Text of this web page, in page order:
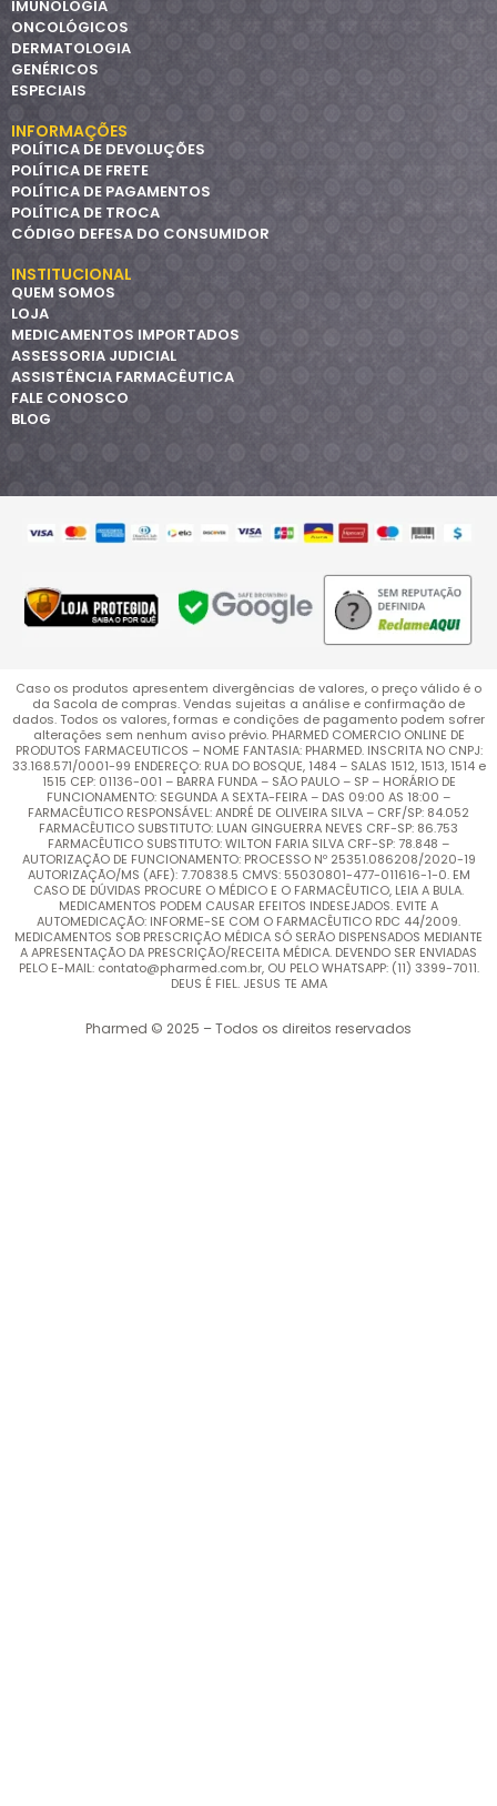
IMUNOLOGIA
ONCOLÓGICOS
DERMATOLOGIA
GENÉRICOS
ESPECIAIS
INFORMAÇÕES
POLÍTICA DE DEVOLUÇÕES
POLÍTICA DE FRETE
POLÍTICA DE PAGAMENTOS
POLÍTICA DE TROCA
CÓDIGO DEFESA DO CONSUMIDOR
INSTITUCIONAL
QUEM SOMOS
LOJA
MEDICAMENTOS IMPORTADOS
ASSESSORIA JUDICIAL
ASSISTÊNCIA FARMACÊUTICA
FALE CONOSCO
BLOG
Caso os produtos apresentem divergências de valores, o preço válido é o
da Sacola de compras. Vendas sujeitas a análise e confirmação de
dados. Todos os valores, formas e condições de pagamento podem sofrer
alterações sem nenhum aviso prévio. PHARMED COMERCIO ONLINE DE
PRODUTOS FARMACEUTICOS – NOME FANTASIA: PHARMED. INSCRITA NO CNPJ:
33.168.571/0001-99 ENDEREÇO: RUA DO BOSQUE, 1484 – SALAS 1512, 1513, 1514 e
1515 CEP: 01136-001 – BARRA FUNDA – SÃO PAULO – SP – HORÁRIO DE
FUNCIONAMENTO: SEGUNDA A SEXTA-FEIRA – DAS 09:00 AS 18:00 –
FARMACÊUTICO RESPONSÁVEL: ANDRÉ DE OLIVEIRA SILVA – CRF/SP: 84.052
FARMACÊUTICO SUBSTITUTO: LUAN GINGUERRA NEVES CRF-SP: 86.753
FARMACÊUTICO SUBSTITUTO: WILTON FARIA SILVA CRF-SP: 78.848 –
AUTORIZAÇÃO DE FUNCIONAMENTO: PROCESSO Nº 25351.086208/2020-19
AUTORIZAÇÃO/MS (AFE): 7.70838.5 CMVS: 55030801-477-011616-1-0. EM
CASO DE DÚVIDAS PROCURE O MÉDICO E O FARMACÊUTICO, LEIA A BULA.
MEDICAMENTOS PODEM CAUSAR EFEITOS INDESEJADOS. EVITE A
AUTOMEDICAÇÃO: INFORME-SE COM O FARMACÊUTICO RDC 44/2009.
MEDICAMENTOS SOB PRESCRIÇÃO MÉDICA SÓ SERÃO DISPENSADOS MEDIANTE
A APRESENTAÇÃO DA PRESCRIÇÃO/RECEITA MÉDICA. DEVENDO SER ENVIADAS
PELO E-MAIL: contato@pharmed.com.br, OU PELO WHATSAPP: (11) 3399-7011.
DEUS É FIEL. JESUS TE AMA
Pharmed © 2025 – Todos os direitos reservados